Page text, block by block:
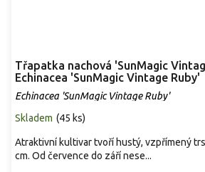
Třapatka nachová 'SunMagic
Echinacea 'SunMagic Vintage Ruby'
Echinacea 'SunMagic Vintage Ruby'
Skladem (45 ks)
Atraktivní kultivar tvoří hustý, vzpřímený
cm. Od července do září nese...